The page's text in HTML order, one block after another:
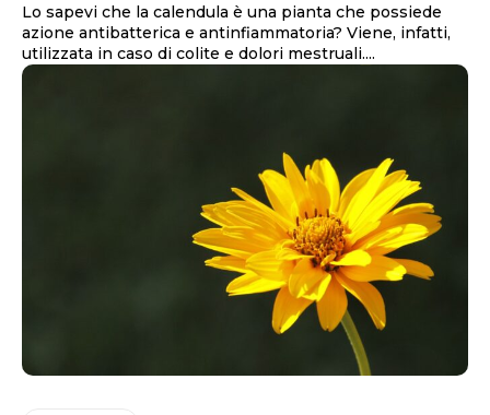
Lo sapevi che la calendula è una pianta che possiede
azione antibatterica e antinfiammatoria? Viene, infatti,
utilizzata in caso di colite e dolori mestruali....